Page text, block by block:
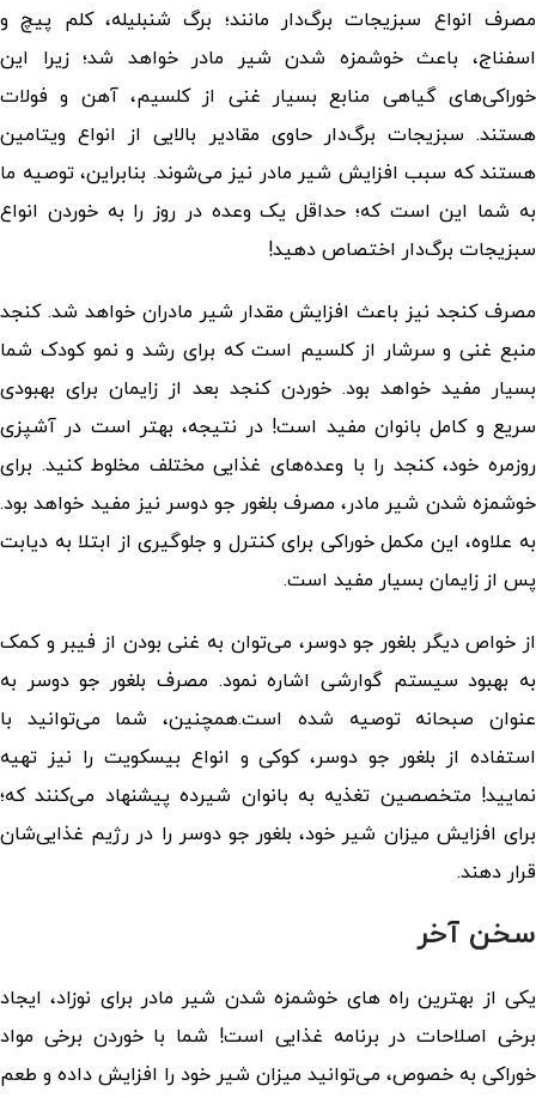
مصرف انواع سبزیجات برگ‌دار مانند؛ برگ شنبلیله، کلم پیچ و
اسفناج، باعث خوشمزه شدن شیر مادر خواهد شد؛ زیرا این
خوراکی‌های گیاهی منابع بسیار غنی از کلسیم، آهن و فولات
هستند. سبزیجات برگ‌دار حاوی مقادیر بالایی از انواع ویتامین
هستند که سبب افزایش شیر مادر نیز می‌شوند. بنابراین، توصیه ما
به شما این است که؛ حداقل یک وعده در روز را به خوردن انواع
سبزیجات برگ‌دار اختصاص دهید!
مصرف کنجد نیز باعث افزایش مقدار شیر مادران خواهد شد. کنجد
منبع غنی و سرشار از کلسیم است که برای رشد و نمو کودک شما
بسیار مفید خواهد بود. خوردن کنجد بعد از زایمان برای بهبودی
سریع و کامل بانوان مفید است! در نتیجه، بهتر است در آشپزی
روزمره خود، کنجد را با وعده‌های غذایی مختلف مخلوط کنید. برای
خوشمزه شدن شیر مادر، مصرف بلغور جو دوسر نیز مفید خواهد بود.
به علاوه، این مکمل خوراکی برای کنترل و جلوگیری از ابتلا به دیابت
پس از زایمان بسیار مفید است.
از خواص دیگر بلغور جو دوسر، می‌توان به غنی بودن از فیبر و کمک
به بهبود سیستم گوارشی اشاره نمود. مصرف بلغور جو دوسر به
عنوان صبحانه توصیه شده است.همچنین، شما می‌توانید با
استفاده از بلغور جو دوسر، کوکی و انواع بیسکویت را نیز تهیه
نمایید! متخصصین تغذیه به بانوان شیرده پیشنهاد می‌کنند که؛
برای افزایش میزان شیر خود، بلغور جو دوسر را در رژیم غذایی‌شان
قرار دهند.
سخن آخر
یکی از بهترین راه های خوشمزه شدن شیر مادر برای نوزاد، ایجاد
برخی اصلاحات در برنامه غذایی است! شما با خوردن برخی مواد
خوراکی به خصوص، می‌توانید میزان شیر خود را افزایش داده و طعم